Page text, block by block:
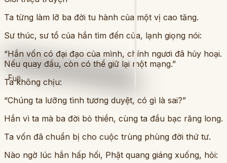
Full
Ta từng làm lỡ ba đời tu hành của một vị cao tăng.
Sư thúc, sư tổ của hắn tìm đến cửa, lạnh giọng nói:
“Hắn vốn có đại đạo của mình, chính ngươi đã hủy hoại.
Nếu quay đầu, còn có thể giữ lại một mạng.”
Ta không chịu:
“Chúng ta lưỡng tình tương duyệt, có gì là sai?”
Hắn vì ta mà ba đời bỏ thiền, cùng ta đầu bạc răng long.
Ta vốn đã chuẩn bị cho cuộc trùng phùng đời thứ tư.
Nào ngờ lúc hắn hấp hối, Phật quang giáng xuống, hỏi: